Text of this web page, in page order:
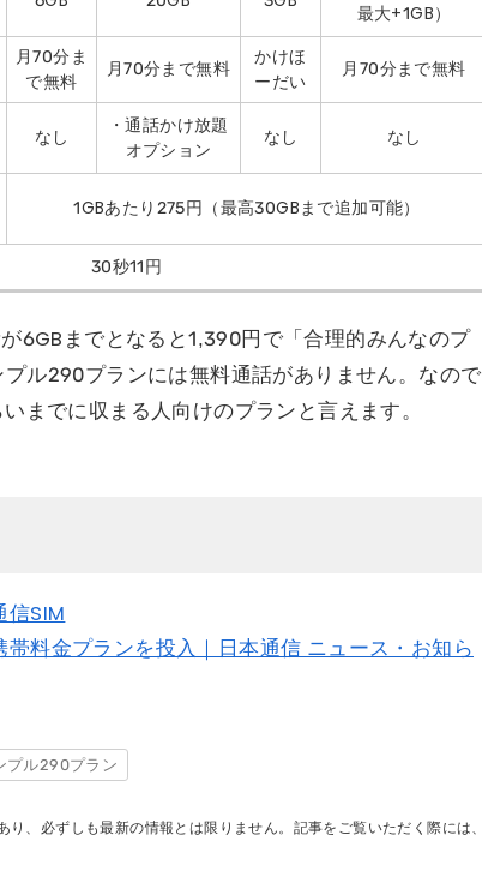
最大+1GB）
月70分ま
で無料
月70分まで無料
かけほ
ーだい
月70分まで無料
なし
・通話かけ放題
オプション
なし なし
1GBあたり275円（最高30GBまで追加可能）
30秒11円
6GBまでとなると1,390円で「合理的みんなのプ
ル290プランには無料通話がありません。なので
までに収まる人向けのプランと言えます。
信SIM
料金プランを投入｜日本通信 ニュース・お知ら
プル290プラン
、必ずしも最新の情報とは限りません。記事をご覧いただく際には、